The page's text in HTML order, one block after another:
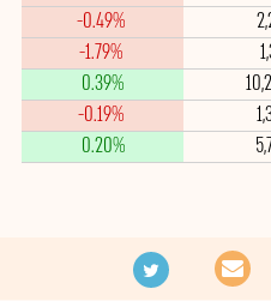
-0.49%
-1.79%
0.39%
-0.19%
0.20%